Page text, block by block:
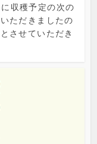
収穫予定の次の
ただきましたの
させていただき